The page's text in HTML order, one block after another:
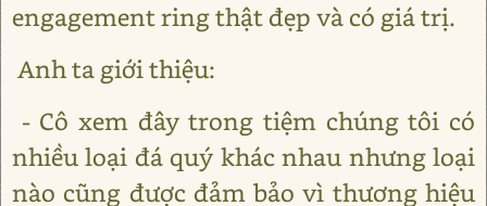
engagement ring thật đẹp và có giá trị.
Anh ta giới thiệu:
- Cô xem đây trong tiệm chúng tôi có
nhiều loại đá quý khác nhau nhưng loại
nào cũng được đảm bảo vì thương hiệu